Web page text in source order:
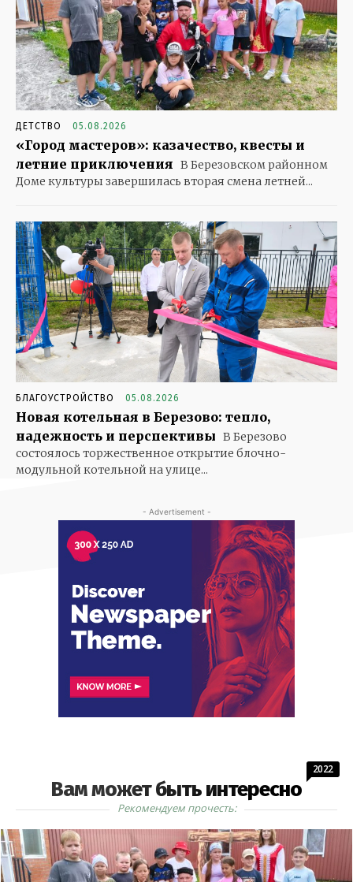
ДЕТСТВО 05.08.2026
«Город мастеров»: казачество, квесты и
летние приключения В Березовском районном
Доме культуры завершилась вторая смена летней...
БЛАГОУСТРОЙСТВО 05.08.2026
Новая котельная в Березово: тепло,
надежность и перспективы В Березово
состоялось торжественное открытие блочно-
модульной котельной на улице...
- Advertisement -
Вам может быть интересно
2022
Рекомендуем прочесть: